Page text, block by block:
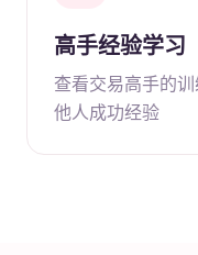
高手经验学习
查看交易高手的
他人成功经验